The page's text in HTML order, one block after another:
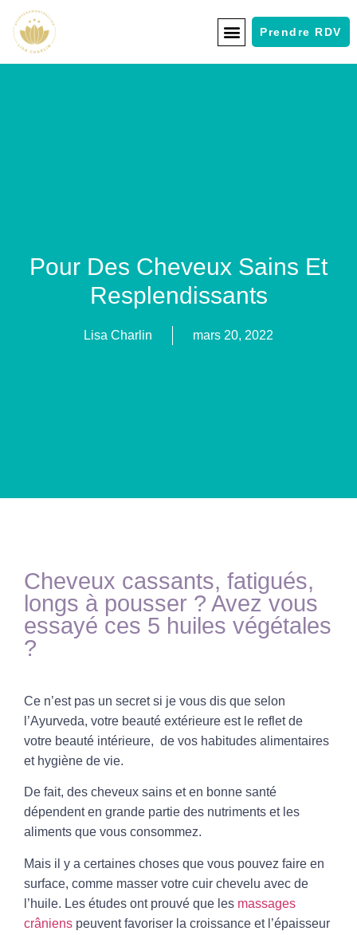
Prendre RDV
Pour Des Cheveux Sains Et
Resplendissants
Lisa Charlin mars 20, 2022
Cheveux cassants, fatigués,
longs à pousser ? Avez vous
essayé ces 5 huiles végétales
?
Ce n’est pas un secret si je vous dis que selon
l’Ayurveda, votre beauté extérieure est le reflet de
votre beauté intérieure, de vos habitudes alimentaires
et hygiène de vie.
De fait, des cheveux sains et en bonne santé
dépendent en grande partie des nutriments et les
aliments que vous consommez.
Mais il y a certaines choses que vous pouvez faire en
surface, comme masser votre cuir chevelu avec de
l’huile. Les études ont prouvé que les massages
crâniens peuvent favoriser la croissance et l’épaisseur